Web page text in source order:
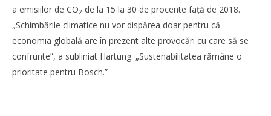
a emisiilor de CO2 de la 15 la 30 de procente față de 2018.
„Schimbările climatice nu vor dispărea doar pentru că
economia globală are în prezent alte provocări cu care să se
confrunte”, a subliniat Hartung. „Sustenabilitatea rămâne o
prioritate pentru Bosch.”